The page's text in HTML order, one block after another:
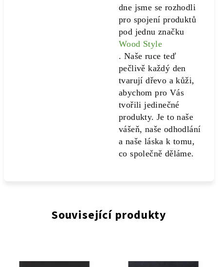
dne jsme se rozhodli
pro spojení produktů
pod jednu značku
Wood Style
. Naše ruce teď
pečlivě každý den
tvarují dřevo a kůži,
abychom pro Vás
tvořili jedinečné
produkty. Je to naše
vášeň, naše odhodlání
a naše láska k tomu,
co společně děláme.
Související produkty